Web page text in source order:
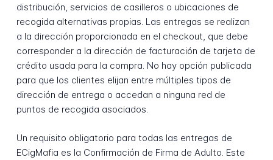
distribución, servicios de casilleros o ubicaciones de
recogida alternativas propias. Las entregas se realizan
a la dirección proporcionada en el checkout, que debe
corresponder a la dirección de facturación de tarjeta de
crédito usada para la compra. No hay opción publicada
para que los clientes elijan entre múltiples tipos de
dirección de entrega o accedan a ninguna red de
puntos de recogida asociados.
Un requisito obligatorio para todas las entregas de
ECigMafia es la Confirmación de Firma de Adulto. Este